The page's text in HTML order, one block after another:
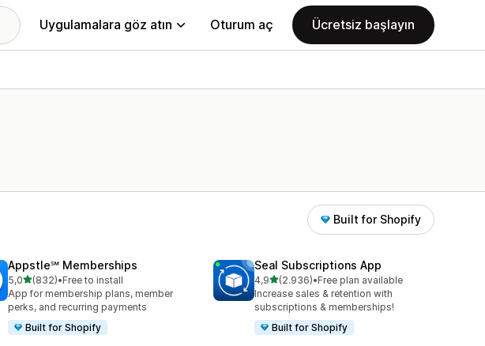
Uygulamalara göz atın Oturum aç Ücretsiz başlayın
Built for Shopify
Appstle℠ Memberships
5,05 yıldız üzerinden
(832)
toplam 832 değerlendirme
•Free to install
App for membership plans, member
perks, and recurring payments
Built for Shopify
Seal Subscriptions App
4,95 yıldız üzerinden
(2.936)
toplam 2936 değerlendirme
•Free plan available
Increase sales & retention with
subscriptions & memberships!
Built for Shopify